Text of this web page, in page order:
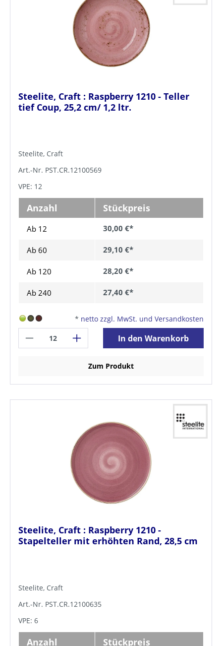
Steelite, Craft : Raspberry 1210 - Teller
tief Coup, 25,2 cm/ 1,2 ltr.
Steelite, Craft
Art.-Nr. PST.CR.12100569
VPE: 12
Anzahl Stückpreis
Ab 12 30,00 €*
Ab 60 29,10 €*
Ab 120 28,20 €*
Ab 240 27,40 €*
* netto zzgl. MwSt. und Versandkosten
In den Warenkorb
Zum Produkt
Steelite, Craft : Raspberry 1210 -
Stapelteller mit erhöhten Rand, 28,5 cm
Steelite, Craft
Art.-Nr. PST.CR.12100635
VPE: 6
Anzahl Stückpreis